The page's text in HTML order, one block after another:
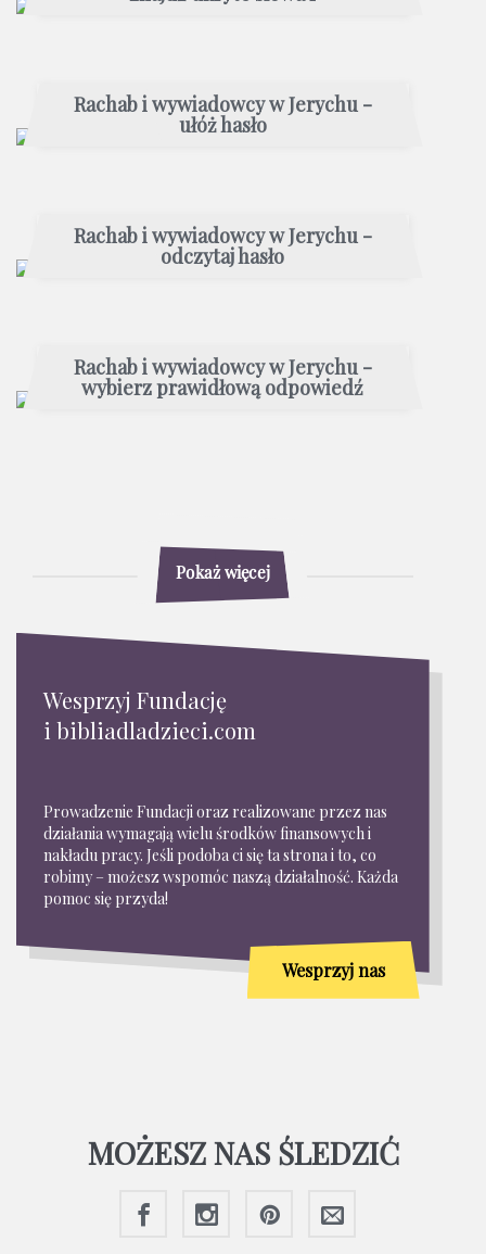
Rachab i wywiadowcy w Jerychu -
ułóż hasło
Rachab i wywiadowcy w Jerychu -
odczytaj hasło
Rachab i wywiadowcy w Jerychu -
wybierz prawidłową odpowiedź
Pokaż więcej
Wesprzyj Fundację
i bibliadladzieci.com
Prowadzenie Fundacji oraz realizowane przez nas
działania wymagają wielu środków finansowych i
nakładu pracy. Jeśli podoba ci się ta strona i to, co
robimy – możesz wspomóc naszą działalność. Każda
pomoc się przyda!
Wesprzyj nas
MOŻESZ NAS ŚLEDZIĆ